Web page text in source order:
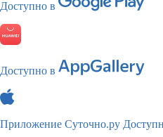
Доступно в
Доступно в
Приложение Суточно.ру